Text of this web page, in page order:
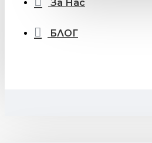
За Нас
БЛОГ